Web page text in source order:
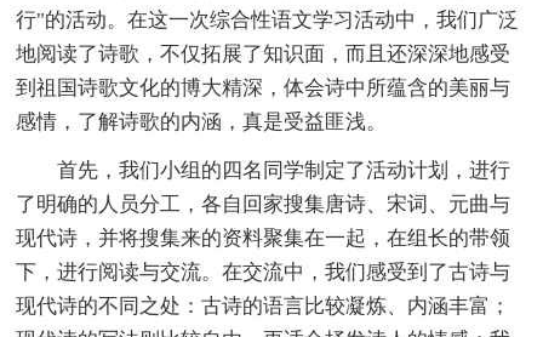
行"的活动。在这一次综合性语文学习活动中，我们广泛
地阅读了诗歌，不仅拓展了知识面，而且还深深地感受
到祖国诗歌文化的博大精深，体会诗中所蕴含的美丽与
感情，了解诗歌的内涵，真是受益匪浅。
首先，我们小组的四名同学制定了活动计划，进行
了明确的人员分工，各自回家搜集唐诗、宋词、元曲与
现代诗，并将搜集来的资料聚集在一起，在组长的带领
下，进行阅读与交流。在交流中，我们感受到了古诗与
现代诗的不同之处：古诗的语言比较凝炼、内涵丰富；